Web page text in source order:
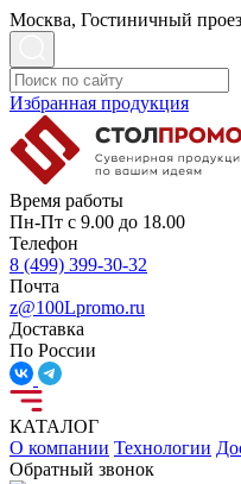
Москва, Гостиничный
Избранная продукция
Время работы
Пн-Пт с 9.00 до 18.00
Телефон
8 (499) 399-30-32
Почта
z@100Lpromo.ru
Доставка
По России
КАТАЛОГ
О компании Технологии
Обратный звонок